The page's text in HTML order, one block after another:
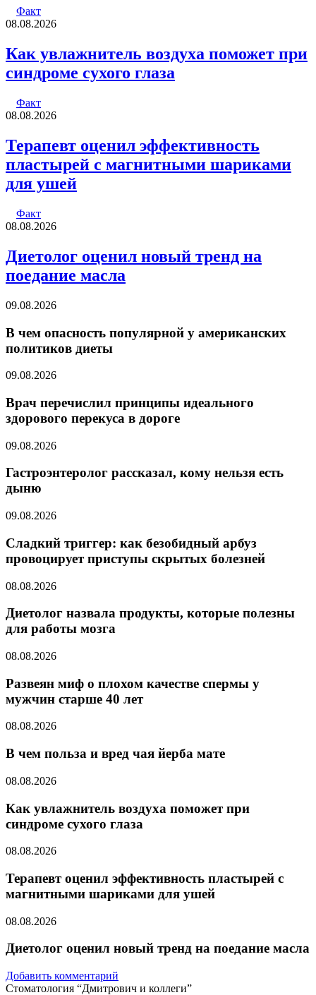
Факт
08.08.2026
Как увлажнитель воздуха поможет при
синдроме сухого глаза
Факт
08.08.2026
Терапевт оценил эффективность
пластырей с магнитными шариками
для ушей
Факт
08.08.2026
Диетолог оценил новый тренд на
поедание масла
09.08.2026
В чем опасность популярной у американских
политиков диеты
09.08.2026
Врач перечислил принципы идеального
здорового перекуса в дороге
09.08.2026
Гастроэнтеролог рассказал, кому нельзя есть
дыню
09.08.2026
Сладкий триггер: как безобидный арбуз
провоцирует приступы скрытых болезней
08.08.2026
Диетолог назвала продукты, которые полезны
для работы мозга
08.08.2026
Развеян миф о плохом качестве спермы у
мужчин старше 40 лет
08.08.2026
В чем польза и вред чая йерба мате
08.08.2026
Как увлажнитель воздуха поможет при
синдроме сухого глаза
08.08.2026
Терапевт оценил эффективность пластырей с
магнитными шариками для ушей
08.08.2026
Диетолог оценил новый тренд на поедание масла
Добавить комментарий
Стоматология “Дмитрович и коллеги”